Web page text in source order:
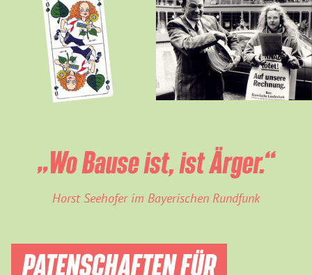
„Wo Bause ist, ist Ärger.“
Horst Seehofer im Bayerischen Rundfunk
PATENSCHAFTEN FÜR